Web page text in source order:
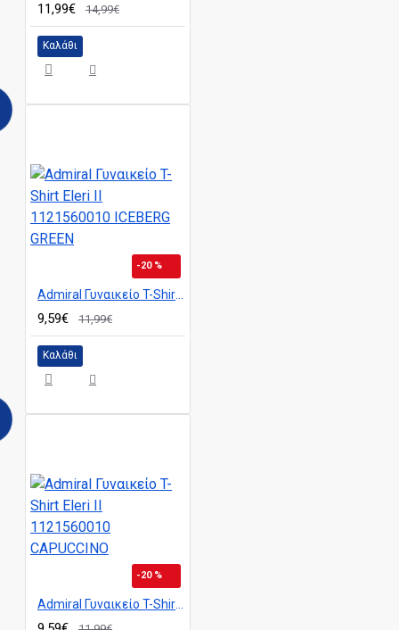
11,99€ 14,99€
Καλάθι
-20 %
Admiral Γυναικείο T-Shirt Eleri II 1121560010 ICEBERG GREEN
9,59€ 11,99€
Καλάθι
-20 %
Admiral Γυναικείο T-Shirt Eleri II 1121560010 CAPUCCINO